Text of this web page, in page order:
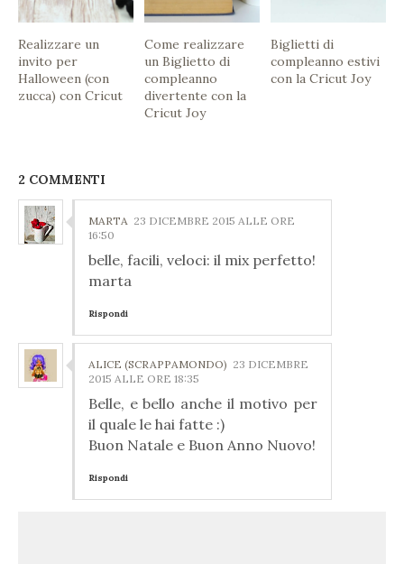
Realizzare un
invito per
Halloween (con
zucca) con Cricut
Come realizzare
un Biglietto di
compleanno
divertente con la
Cricut Joy
Biglietti di
compleanno estivi
con la Cricut Joy
2 COMMENTI
MARTA 23 DICEMBRE 2015 ALLE ORE
16:50
belle, facili, veloci: il mix perfetto!
marta
Rispondi
ALICE (SCRAPPAMONDO) 23 DICEMBRE
2015 ALLE ORE 18:35
Belle, e bello anche il motivo per
il quale le hai fatte :)
Buon Natale e Buon Anno Nuovo!
Rispondi